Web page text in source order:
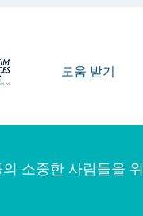
도움 받기
소중한 사람들을 위